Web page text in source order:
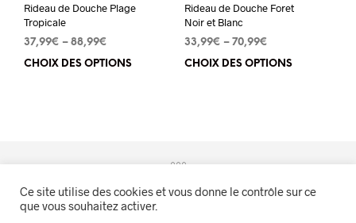
page
du
Rideau de Douche Plage
Tropicale
37,99€ – 88,99€
CHOIX DES OPTIONS
Ce
options
Rideau de Douche Foret
Noir et Blanc
33,99€ – 70,99€
CHOIX DES OPTIONS
Ce site utilise des cookies et vous donne le contrôle sur ce
que vous souhaitez activer.